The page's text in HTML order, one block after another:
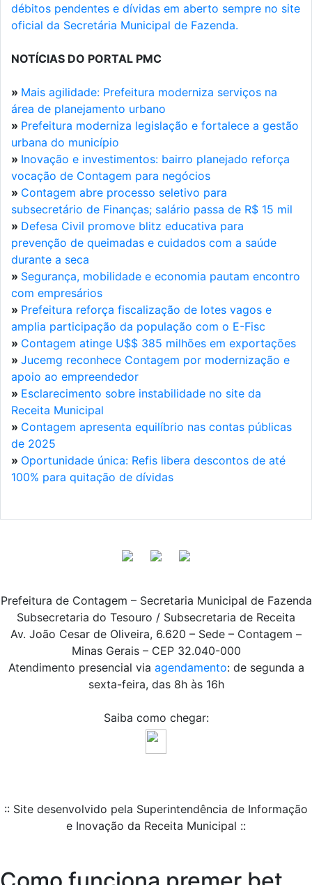
débitos pendentes e dívidas em aberto sempre no site
oficial da Secretária Municipal de Fazenda.
NOTÍCIAS DO PORTAL PMC
» Mais agilidade: Prefeitura moderniza serviços na
área de planejamento urbano
» Prefeitura moderniza legislação e fortalece a gestão
urbana do município
» Inovação e investimentos: bairro planejado reforça
vocação de Contagem para negócios
» Contagem abre processo seletivo para
subsecretário de Finanças; salário passa de R$ 15 mil
» Defesa Civil promove blitz educativa para
prevenção de queimadas e cuidados com a saúde
durante a seca
» Segurança, mobilidade e economia pautam encontro
com empresários
» Prefeitura reforça fiscalização de lotes vagos e
amplia participação da população com o E-Fisc
» Contagem atinge U$$ 385 milhões em exportações
» Jucemg reconhece Contagem por modernização e
apoio ao empreendedor
» Esclarecimento sobre instabilidade no site da
Receita Municipal
» Contagem apresenta equilíbrio nas contas públicas
de 2025
» Oportunidade única: Refis libera descontos de até
100% para quitação de dívidas
Prefeitura de Contagem – Secretaria Municipal de Fazenda
Subsecretaria do Tesouro / Subsecretaria de Receita
Av. João Cesar de Oliveira, 6.620 – Sede – Contagem –
Minas Gerais – CEP 32.040-000
Atendimento presencial via agendamento: de segunda a
sexta-feira, das 8h às 16h
Saiba como chegar:
:: Site desenvolvido pela Superintendência de Informação
e Inovação da Receita Municipal ::